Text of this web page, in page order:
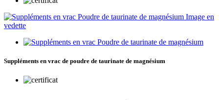
Suppléments en vrac de poudre de taurinate de magnésium